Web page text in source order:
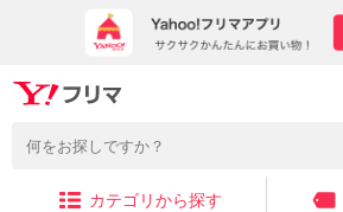
カテゴリから探す